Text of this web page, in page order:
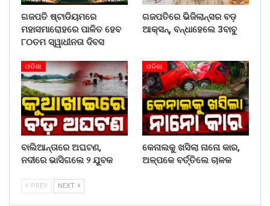
ଗଜପତି ଷ୍ଟାଡିୟମରେ
ମହାସମାରୋହରେ ପାଳିତ ହେବ
୮୦ତମ ସ୍ୱାଧୀନତା ଦିବସ
ଗଜପତିରେ ଭିଜିଲାନ୍ସର ବଡ଼
ଆକ୍ସନ୍, ବନ୍ଧାହେଲେ 3ବାବୁ
ଓଡିଶା
ବାଲିଆନ୍ତାରେ ଅଘଟଣ,
ନଦୀରେ ଭାସିଗଲେ ୨ ଯୁବକ
ଓଡିଶା
କେନାଲକୁ ଖସିଲା ନାନୋ କାର,
ଅଳ୍ପକେ ବର୍ତ୍ତିଲେ ଚାଳକ
PREV NEXT